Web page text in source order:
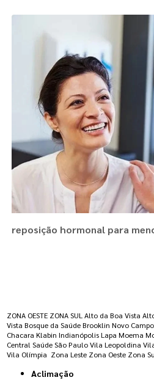
reposição hormonal para
ZONA OESTE ZONA SUL Alto da Boa Vista
Vista Bosque da Saúde Brooklin Novo
Chacara Klabin Indianópolis Lapa Moema
Central Saúde São Paulo Vila Leopoldina
Vila Olímpia Zona Leste Zona Oeste Zona
Aclimação